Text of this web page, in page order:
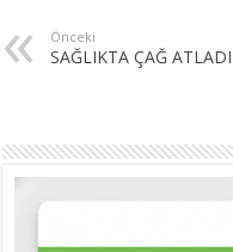
Önceki
SAĞLIKTA ÇAĞ